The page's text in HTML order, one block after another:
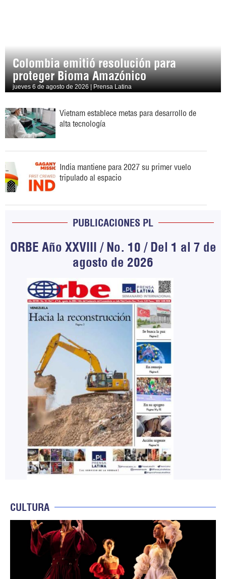
Colombia emitió resolución para
proteger Bioma Amazónico
jueves 6 de agosto de 2026 | Prensa Latina
Vietnam establece metas para desarrollo de
alta tecnología
India mantiene para 2027 su primer vuelo
tripulado al espacio
PUBLICACIONES PL
ORBE Año XXVIII / No. 10 / Del 1 al 7 de
agosto de 2026
CULTURA